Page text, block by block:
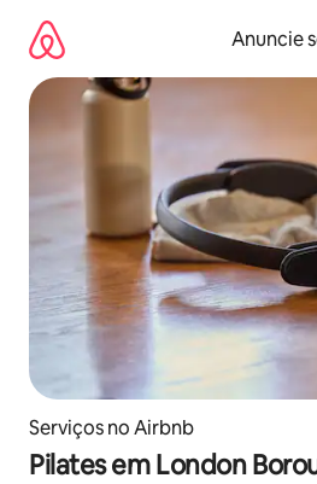
para
conteúdo
Anuncie
Serviços no Airbnb
Pilates em London